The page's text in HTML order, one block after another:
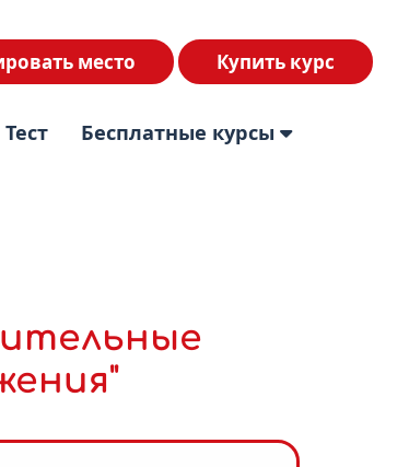
Купить курс
место
Тест Бесплатные курсы